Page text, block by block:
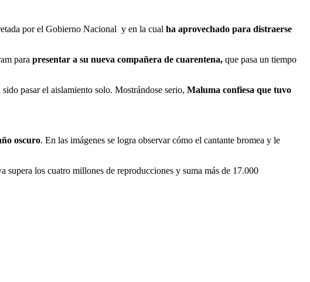
por el Gobierno Nacional y en la cual ha aprovechado para distraerse
para presentar a su nueva compañera de cuarentena, que pasa un tiempo
pasar el aislamiento solo. Mostrándose serio, Maluma confiesa que tuvo
oscuro. En las imágenes se logra observar cómo el cantante bromea y le
supera los cuatro millones de reproducciones y suma más de 17.000